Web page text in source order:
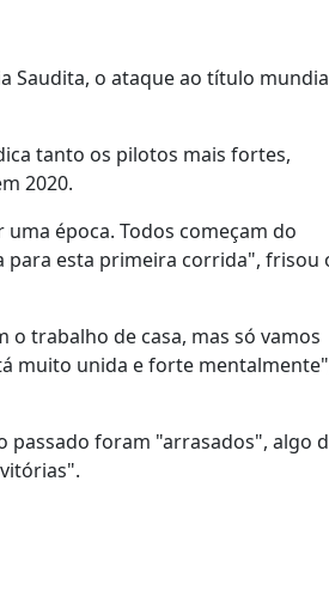
Saudita, o ataque ao título
tanto os pilotos mais fortes,
2020.
época. Todos começam do
para esta primeira corrida", frisou
o trabalho de casa, mas só vamos
muito unida e forte
passado foram "arrasados", algo